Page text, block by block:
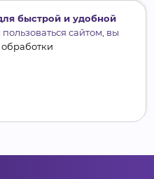
быстрой и удобной
сайтом, вы